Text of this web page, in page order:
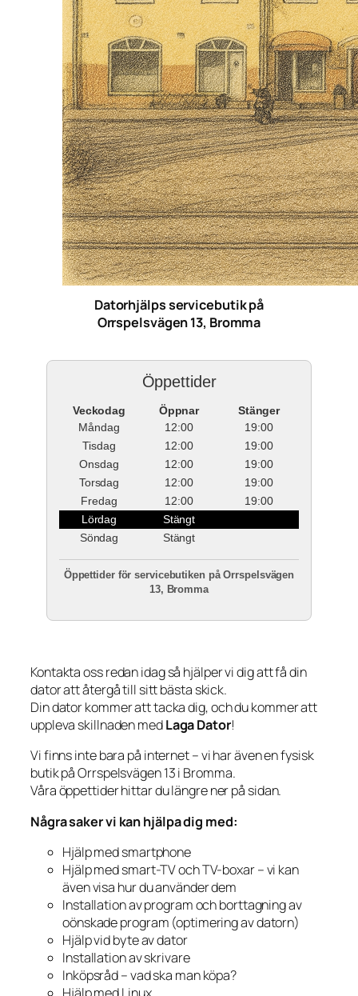
Datorhjälps servicebutik på
Orrspelsvägen 13, Bromma
Öppettider
Veckodag Öppnar
Stänger
Måndag
12:00
19:00
Tisdag
12:00
19:00
Onsdag
12:00
19:00
Torsdag
12:00
19:00
Fredag
12:00
19:00
Lördag
Stängt
Söndag
Stängt
Öppettider för servicebutiken på Orrspelsvägen
13, Bromma
Kontakta oss redan idag så hjälper vi dig att få din
dator att återgå till sitt bästa skick.
Din dator kommer att tacka dig, och du kommer att
uppleva skillnaden medLaga Dator!
Vi finns inte bara på internet – vi har även en fysisk
butik på Orrspelsvägen 13 i Bromma.
Våra öppettider hittar du längre ner på sidan.
Några saker vi kan hjälpa dig med:
Hjälp med smartphone
Hjälp med smart-TV och TV-boxar – vi kan
även visa hur du använder dem
Installation av program och borttagning av
oönskade program (optimering av datorn)
Hjälp vid byte av dator
Installation av skrivare
Inköpsråd – vad ska man köpa?